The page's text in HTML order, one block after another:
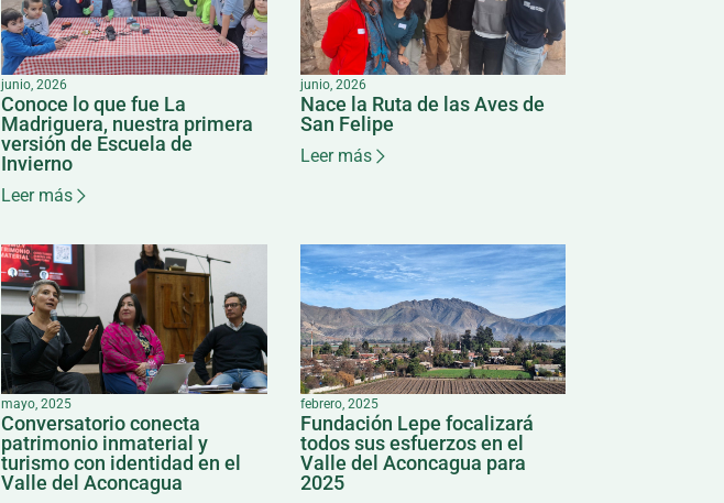
junio, 2026
Conoce lo que fue La
Madriguera, nuestra primera
versión de Escuela de
Invierno
Leer más
junio, 2026
Nace la Ruta de las Aves de
San Felipe
Leer más
mayo, 2025
Conversatorio conecta
patrimonio inmaterial y
turismo con identidad en el
Valle del Aconcagua
febrero, 2025
Fundación Lepe focalizará
todos sus esfuerzos en el
Valle del Aconcagua para
2025